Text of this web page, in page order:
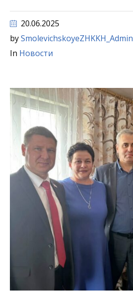
20.06.2025
bySmolevichskoyeZHKKH_Admin
In Новости